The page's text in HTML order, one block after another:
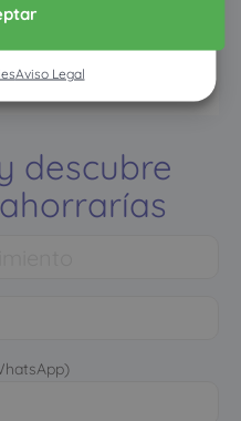
Aviso Legal
descubre